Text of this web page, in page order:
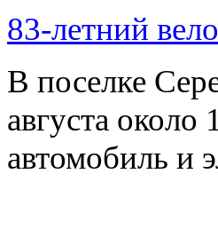
83-летний
В поселке
августа
автомобиль и